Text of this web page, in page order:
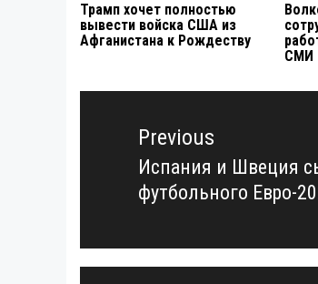
Трамп хочет полностью
вывести войска США из
Афганистана к Рождеству
СМИ
Навигация
записямPrevious
Previous
post:
Испания и Швеция
футбольного Евро-